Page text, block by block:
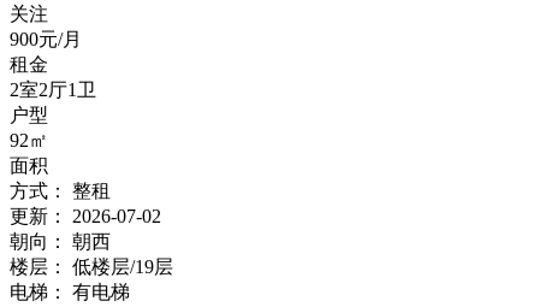
关注
900元/月
租金
2室2厅1卫
户型
92㎡
面积
方式：
整租
更新：
2026-07-02
朝向：
朝西
楼层：
低楼层/19层
电梯：
有电梯